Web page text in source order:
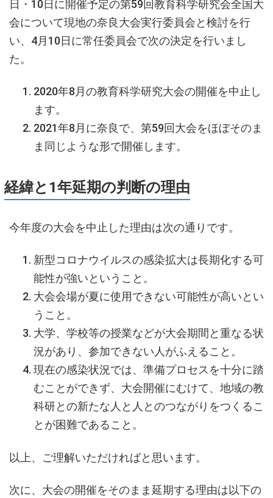
日・10日に開催予定の第59回教育科学研究会全国大
会について現地の奈良大会実行委員会と検討を行
い、4月10日に常任委員会で次の決定を行いまし
た。
2020年8月の教育科学研究大会の開催を中止し
ます。
2021年8月に奈良で、第59回大会をほぼそのま
ま同じような形で開催します。
経緯と1年延期の判断の理由
今年度の大会を中止した理由は次の通りです。
新型コロナウイルスの感染拡大は長期化する可
能性が強いということ。
大会会場が夏に使用できない可能性が高いとい
うこと。
大学、学校等の授業などが大会期間と重なる状
況があり、参加できない人がふえること。
現在の感染状況では、準備プロセスを十分に踏
むことができず、大会開催にむけて、地域の教
科研との新たな人と人とのつながりをつくるこ
とが困難であること。
以上、ご理解いただければと思います。
次に、大会の開催をそのまま延期する理由は以下の